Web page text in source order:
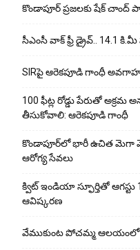
కొండాపూర్ ప్రజలకు షేక్
సీఎంసీ వాక్ ఫ్రీ డ్రైవ్.. 14.1
SIRపై ఆరెకపూడి గాంధీ
100 ఫీట్ల రోడ్డు పేరుతో
తీసుకోవాలి: ఆరెకపూడి గాంధీ
కొండాపూర్‌లో భారీ ఉచిత మెగా
ఆరోగ్య సేవలు
క్విట్ ఇండియా స్ఫూర్తితో
ఆవిష్కరణ
వేముకుంట పోచమ్మ ఆలయంలో